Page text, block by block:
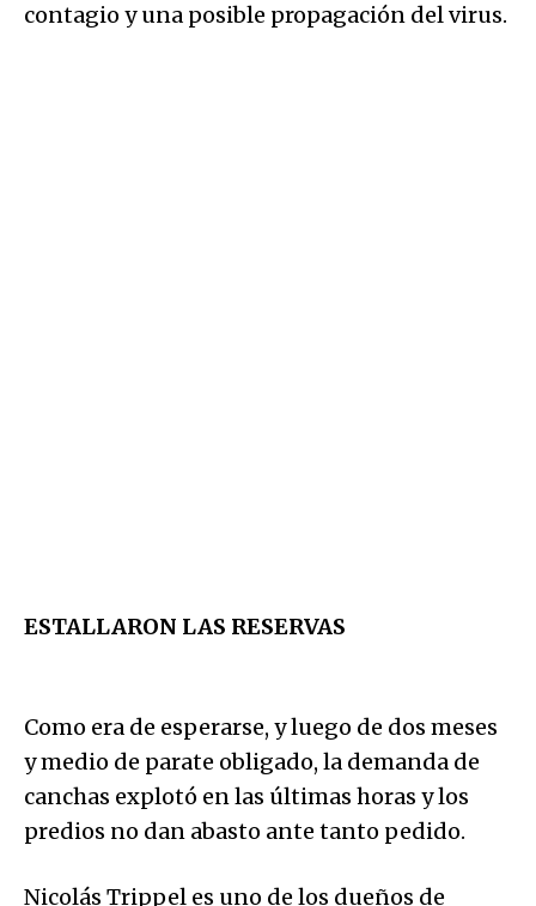
contagio y una posible propagación del virus.
ESTALLARON LAS RESERVAS
Como era de esperarse, y luego de dos meses
y medio de parate obligado, la demanda de
canchas explotó en las últimas horas y los
predios no dan abasto ante tanto pedido.
Nicolás Trippel es uno de los dueños de